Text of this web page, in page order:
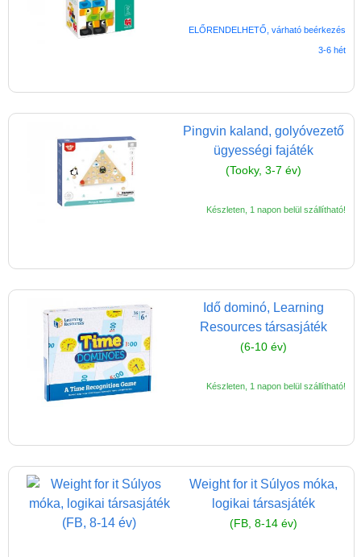
ELŐRENDELHETŐ, várható beérkezés
3-6 hét
Pingvin kaland, golyóvezető
ügyességi fajáték
(Tooky, 3-7 év)
Készleten, 1 napon belül szállítható!
Idő dominó, Learning
Resources társasjáték
(6-10 év)
Készleten, 1 napon belül szállítható!
Weight for it Súlyos móka,
logikai társasjáték
(FB, 8-14 év)